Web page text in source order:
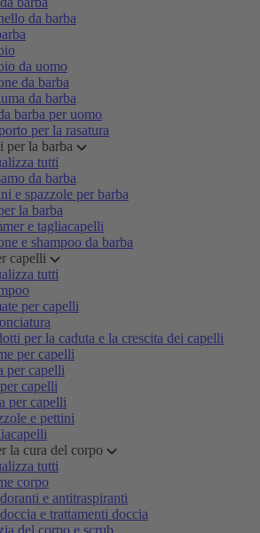
da barba
da uomo
da barba
da barba
barba per uomo
per la rasatura
per la barba
tutti
da barba
e spazzole per barba
la barba
e tagliacapelli
e shampoo da barba
capelli
tutti
per capelli
per la caduta e la crescita dei capelli
per capelli
per capelli
capelli
per capelli
e pettini
la cura del corpo
tutti
corpo
e antitraspiranti
e trattamenti doccia
del corpo e scrub